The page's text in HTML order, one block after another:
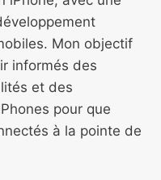
Mon objectif
informés des
et des
pour que
à la pointe de